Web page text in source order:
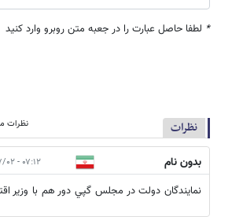
* لطفا حاصل عبارت را در جعبه متن روبرو وارد کنید
نظرات نظرات
بدون نام ۰۷:۱۲ - ۱۳۹۱/۰۷/۰۲
نمايندگان دولت در مجلس گپي دور هم با وزير